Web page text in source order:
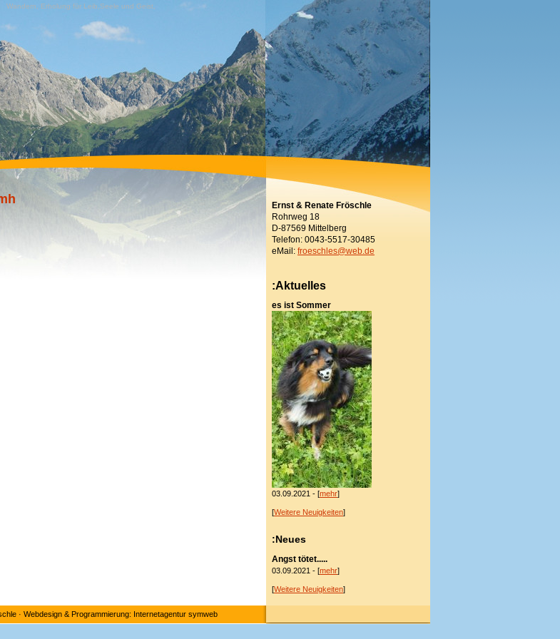
Wandern, Erholung für Leib,Seele und Geist,
Ernst & Renate Fröschle
Rohrweg 18
D-87569 Mittelberg
Telefon: 0043-5517-30485
eMail: froeschles@web.de
:Aktuelles
es ist Sommer
03.09.2021 - [mehr]
[Weitere Neuigkeiten]
:Neues
Angst tötet.....
03.09.2021 - [mehr]
[Weitere Neuigkeiten]
· Webdesign & Programmierung: Internetagentur symweb